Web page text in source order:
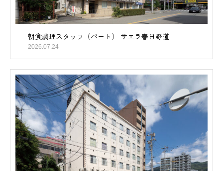
朝食調理スタッフ（パート） サエラ春日野道
2026.07.24